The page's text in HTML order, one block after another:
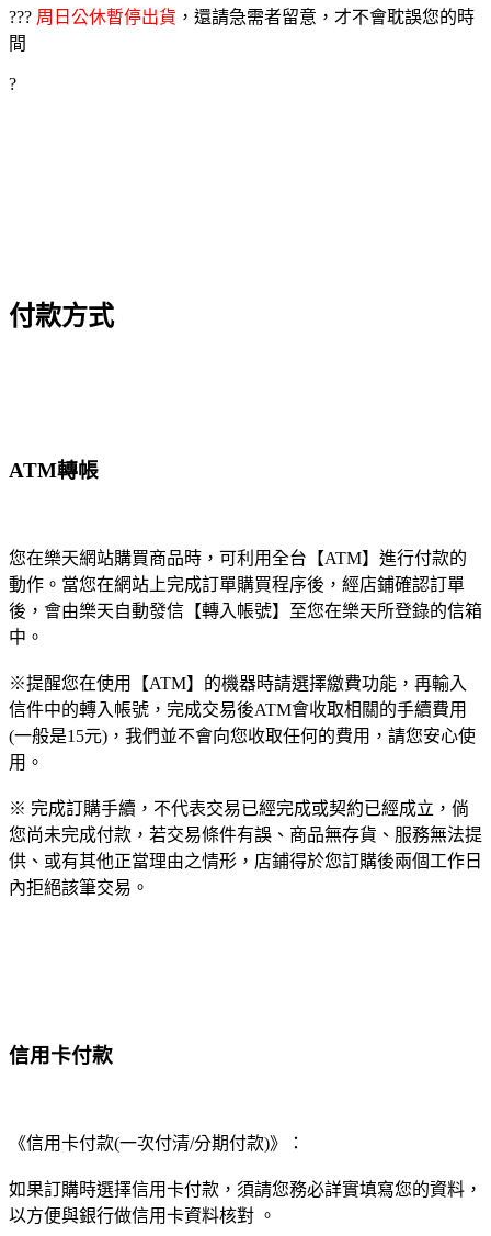
??? 周日公休暫停出貨 ，還請急需者留意，才不會耽誤您的時
間
?
付款方式
ATM轉帳
您在樂天網站購買商品時，可利用全台【ATM】進行付款的
動作。當您在網站上完成訂單購買程序後，經店鋪確認訂單
後，會由樂天自動發信【轉入帳號】至您在樂天所登錄的信箱
中。
※提醒您在使用【ATM】的機器時請選擇繳費功能，再輸入
信件中的轉入帳號，完成交易後ATM會收取相關的手續費用
(一般是15元)，我們並不會向您收取任何的費用，請您安心使
用。
※ 完成訂購手續，不代表交易已經完成或契約已經成立，倘
您尚未完成付款，若交易條件有誤、商品無存貨、服務無法提
供、或有其他正當理由之情形，店鋪得於您訂購後兩個工作日
內拒絕該筆交易。
信用卡付款
《信用卡付款(一次付清/分期付款)》：
如果訂購時選擇信用卡付款，須請您務必詳實填寫您的資料，
以方便與銀行做信用卡資料核對 。